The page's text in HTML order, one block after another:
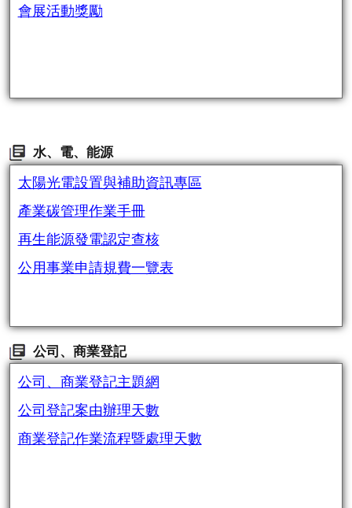
會展活動獎勵
水、電、能源
太陽光電設置與補助資訊專區
產業碳管理作業手冊
再生能源發電認定查核
公用事業申請規費一覽表
公司、商業登記
公司、商業登記主題網
公司登記案由辦理天數
商業登記作業流程暨處理天數